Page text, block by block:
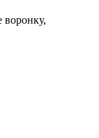
воронку,